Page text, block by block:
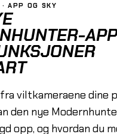
· APP OG SKY
viltkameraene dine
den nye
opp, og hvordan du